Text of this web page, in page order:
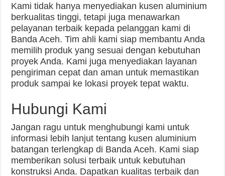
Kami tidak hanya menyediakan kusen aluminium
berkualitas tinggi, tetapi juga menawarkan
pelayanan terbaik kepada pelanggan kami di
Banda Aceh. Tim ahli kami siap membantu Anda
memilih produk yang sesuai dengan kebutuhan
proyek Anda. Kami juga menyediakan layanan
pengiriman cepat dan aman untuk memastikan
produk sampai ke lokasi proyek tepat waktu.
Hubungi Kami
Jangan ragu untuk menghubungi kami untuk
informasi lebih lanjut tentang kusen aluminium
batangan terlengkap di Banda Aceh. Kami siap
memberikan solusi terbaik untuk kebutuhan
konstruksi Anda. Dapatkan kualitas terbaik dan